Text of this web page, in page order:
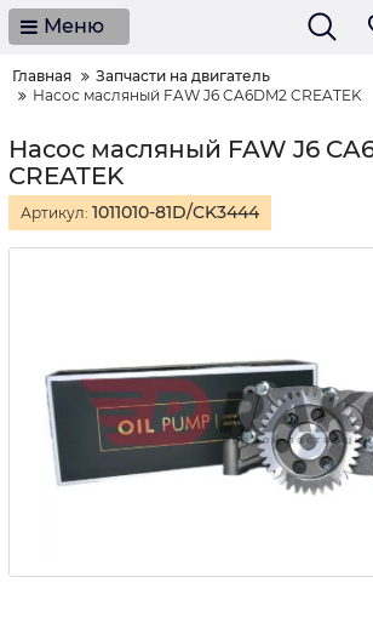
Меню
Главная
Запчасти на двигатель
Насос масляный FAW J6 CA6DM2 CREATEK
Насос масляный FAW J6
CREATEK
Артикул: 1011010-81D/CK3444